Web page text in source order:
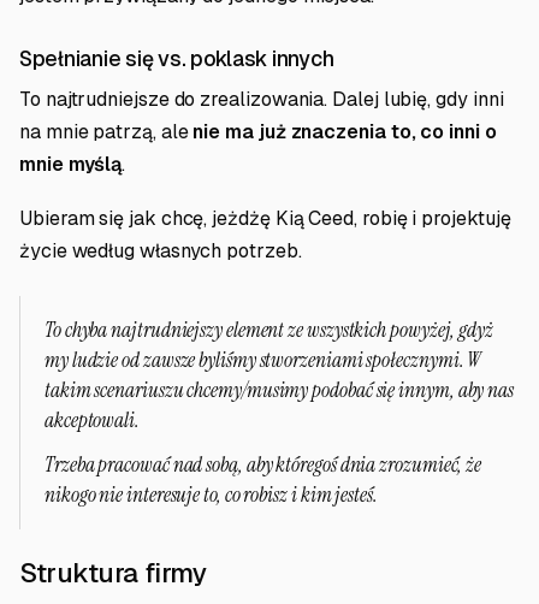
Spełnianie się vs. poklask innych
To najtrudniejsze do zrealizowania. Dalej lubię, gdy inni
na mnie patrzą, alenie ma już znaczenia to, co inni o
mnie myślą.
Ubieram się jak chcę, jeżdżę Kią Ceed, robię i projektuję
życie według własnych potrzeb.
To chyba najtrudniejszy element ze wszystkich powyżej, gdyż
my ludzie od zawsze byliśmy stworzeniami społecznymi. W
takim scenariuszu chcemy/musimy podobać się innym, aby nas
akceptowali.
Trzeba pracować nad sobą, aby któregoś dnia zrozumieć, że
nikogo nie interesuje to, co robisz i kim jesteś.
Struktura firmy